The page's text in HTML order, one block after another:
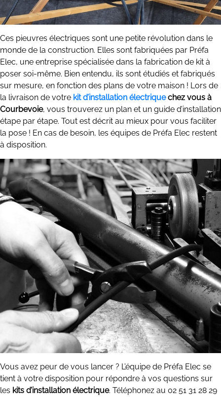
Ces pieuvres électriques sont une petite révolution dans le
monde de la construction. Elles sont fabriquées par Préfa
Elec, une entreprise spécialisée dans la fabrication de kit à
poser soi-même. Bien entendu, ils sont étudiés et fabriqués
sur mesure, en fonction des plans de votre maison ! Lors de
la livraison de votre kit d’installation électriquechez vous à
Courbevoie, vous trouverez un plan et un guide d’installation
étape par étape. Tout est décrit au mieux pour vous faciliter
la pose ! En cas de besoin, les équipes de Préfa Elec restent
à disposition.
Vous avez peur de vous lancer ? L’équipe de Préfa Elec se
tient à votre disposition pour répondre à vos questions sur
les kits d’installation électrique. Téléphonez au 02 51 31 28 29